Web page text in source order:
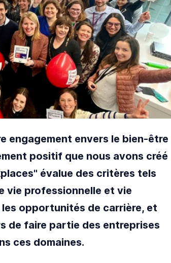
engagement envers le bien-être
positif que nous avons créé
évalue des critères tels
vie professionnelle et vie
opportunités de carrière, et
de faire partie des entreprises
ces domaines.